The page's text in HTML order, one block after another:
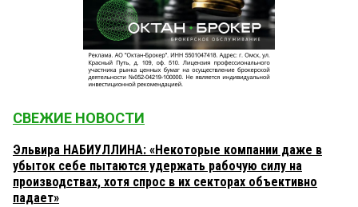
СВЕЖИЕ НОВОСТИ
Эльвира НАБИУЛЛИНА: «Некоторые компании даже в
убыток себе пытаются удержать рабочую силу на
производствах, хотя спрос в их секторах объективно
падает»